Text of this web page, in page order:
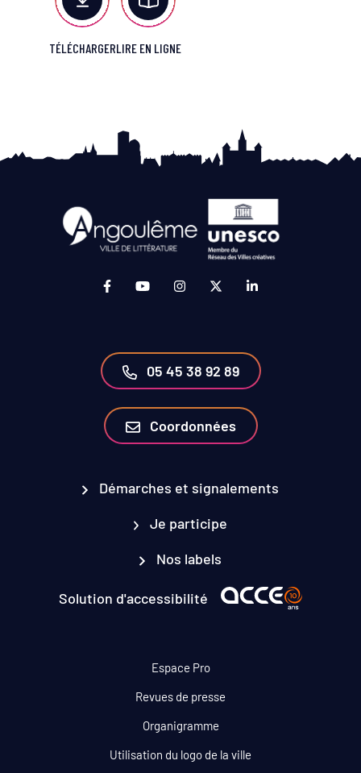
TÉLÉCHARGERLIRE EN LIGNE
Lien vers le compte Facebook (ouverture
Lien vers la chaîne Youtube
Lien vers le compte
Lien vers le compte
Lien vers le
05 45 38 92 89
Coordonnées
Démarches et signalements
Je participe
Nos labels
Solution d'accessibilité
Espace Pro
Revues de presse
Organigramme
Utilisation du logo de la ville